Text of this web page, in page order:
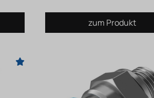
zum Produkt